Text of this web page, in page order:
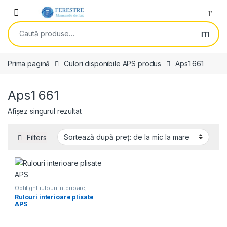
Skip to navigation
Skip to content
Open
Caută după:
Prima pagină Culori disponibile APS produs Aps1 661
Aps1 661
Afișez singurul rezultat
Filters
Optilight rulouri interioare
Rulouri Fakro ,Rulouri Optilight
Rulouri interioare plisate
APS